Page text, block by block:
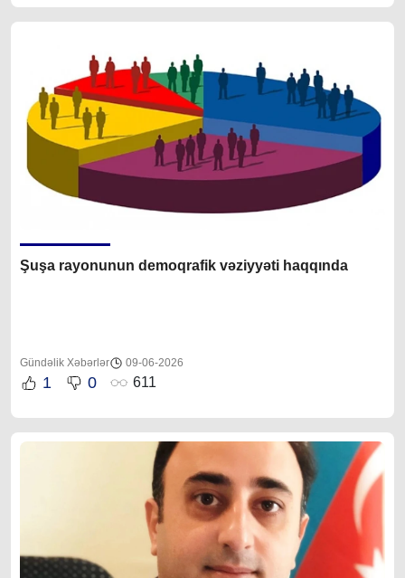
Şuşa rayonunun demoqrafik vəziyyəti haqqında
Gündəlik Xəbərlər 09-06-2026
1 0 611